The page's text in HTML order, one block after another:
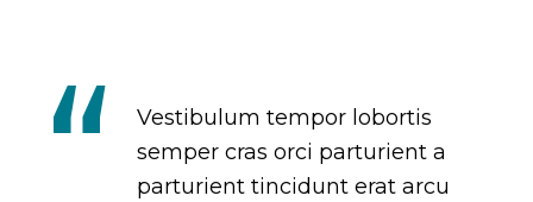
Vestibulum tempor lobortis
semper cras orci parturient a
parturient tincidunt erat arcu